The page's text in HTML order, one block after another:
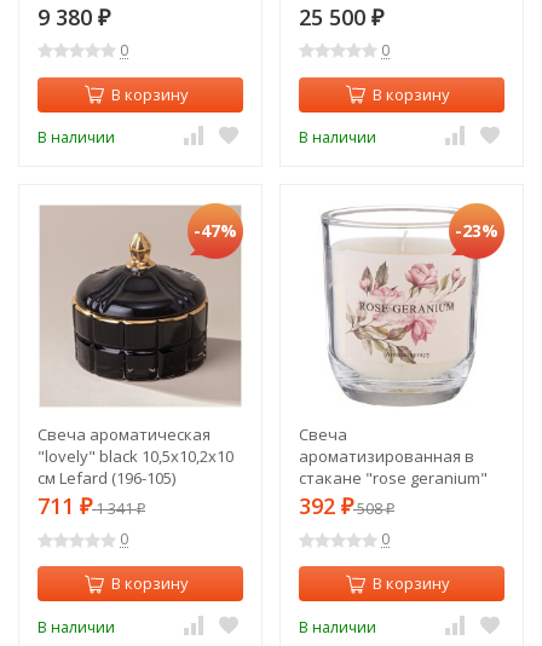
10мл в уп. (TT-00012713)
9 380 ₽
0
В корзину
В наличии
00012715)
25 500 ₽
0
В корзину
В наличии
-47%
Свеча ароматическая
"lovely" black 10,5х10,2х10
см Lefard (196-105)
711 ₽1 341₽
0
В корзину
В наличии
-23%
Свеча
ароматизированная в
стакане "rose geranium"
7,5*8,5 см Lefard (625-121)
392 ₽508₽
0
В корзину
В наличии